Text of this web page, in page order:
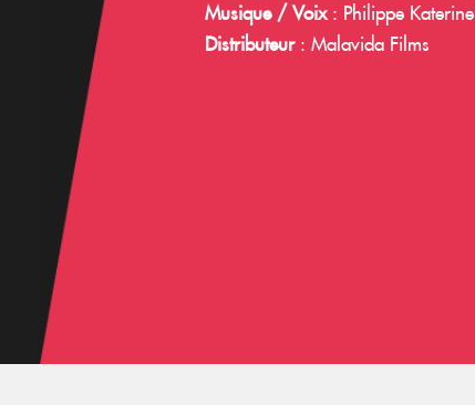
Musique / Voix: Philippe Katerine
Distributeur: Malavida Films